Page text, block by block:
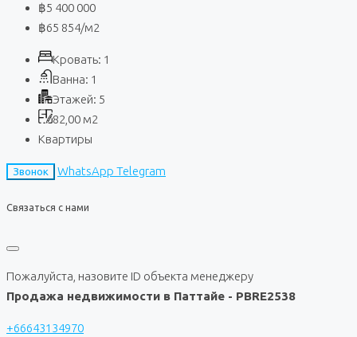
฿5 400 000
฿65 854/м2
Кровать: 1
Ванна: 1
Этажей: 5
82,00 м2
Квартиры
Звонок WhatsApp Telegram
Связаться с нами
Пожалуйста, назовите ID объекта менеджеру
Продажа недвижимости в Паттайе - PBRE2538
+66643134970